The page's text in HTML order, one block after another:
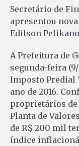
Secretário de
apresentou
Edilson Pelikano
A Prefeitura de
segunda-feira
Imposto Predial
ano de 2016.
proprietários de
Planta de
de R$ 200 mil
índice